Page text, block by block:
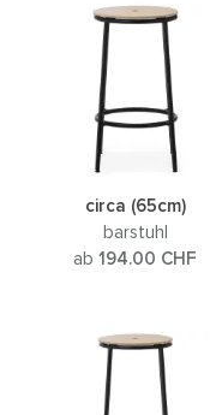
circa (65cm)
barstuhl
ab 194.00 CHF